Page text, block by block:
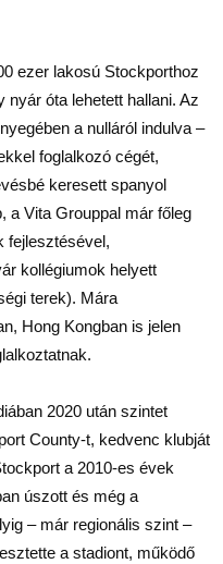
ezer lakosú Stockporthoz
nyár óta lehetett hallani. Az
a nulláról indulva –
foglalkozó cégét,
keresett spanyol
a Vita Grouppal már főleg
fejlesztésével,
kollégiumok helyett
terek). Mára
Hong Kongban is jelen
2020 után szintet
County-t, kedvenc klubját
a 2010-es évek
úszott és még a
– már regionális szint –
a stadiont, működő